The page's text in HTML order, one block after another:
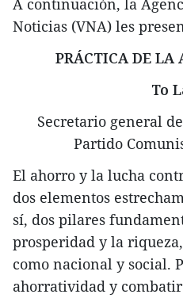
A continuación, la
Noticias (VNA) les
PRÁCTICA DE LA
To
Secretario general
Partido
El ahorro y la lucha
dos elementos
sí, dos pilares
prosperidad y la
como nacional y social.
ahorratividad y